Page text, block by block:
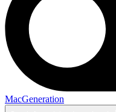
MacGeneration